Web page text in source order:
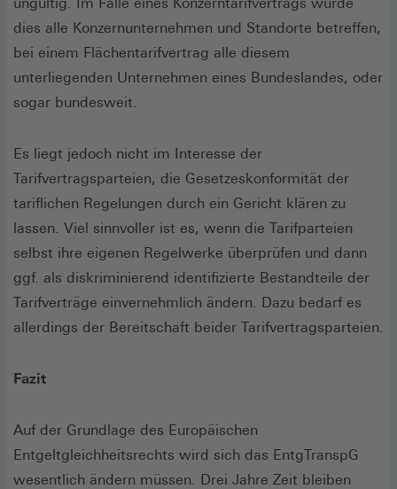
dies alle Konzernunternehmen und Standorte betreffen,
bei einem Flächentarifvertrag alle diesem
unterliegenden Unternehmen eines Bundeslandes, oder
sogar bundesweit.
Es liegt jedoch nicht im Interesse der
Tarifvertragsparteien, die Gesetzeskonformität der
tariflichen Regelungen durch ein Gericht klären zu
lassen. Viel sinnvoller ist es, wenn die Tarifparteien
selbst ihre eigenen Regelwerke überprüfen und dann
ggf. als diskriminierend identifizierte Bestandteile der
Tarifverträge einvernehmlich ändern. Dazu bedarf es
allerdings der Bereitschaft beider Tarifvertragsparteien.
Fazit
Auf der Grundlage des Europäischen
Entgeltgleichheitsrechts wird sich das EntgTranspG
wesentlich ändern müssen. Drei Jahre Zeit bleiben